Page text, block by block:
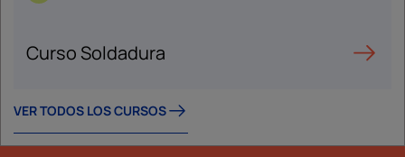
Curso Soldadura
VER TODOS LOS CURSOS